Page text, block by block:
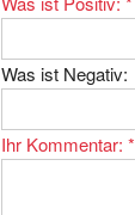
Was ist Negativ:
Ihr Kommentar:*